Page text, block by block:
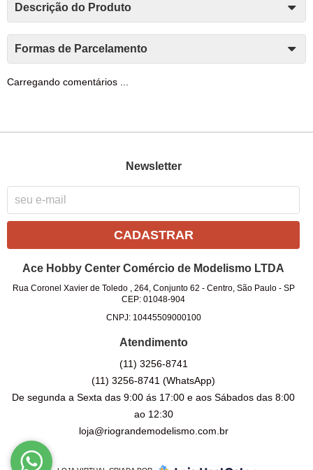
Descrição do Produto
Formas de Parcelamento
Carregando comentários ...
Newsletter
CADASTRAR
Ace Hobby Center Comércio de Modelismo LTDA
Rua Coronel Xavier de Toledo , 264, Conjunto 62 - Centro, São Paulo- SP
CEP: 01048-904
CNPJ: 10445509000100
Atendimento
(11) 3256-8741
(11) 3256-8741(WhatsApp)
De segunda a Sexta das 9:00 ás 17:00 e aos Sábados das 8:00
ao 12:30
loja@riograndemodelismo.com.br